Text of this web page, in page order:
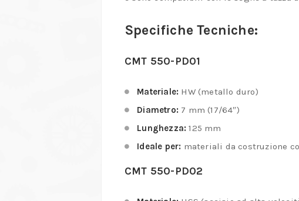
Specifiche Tecniche:
CMT 550-PD01
Materiale: HW (metallo duro)
Diametro: 7 mm (17/64″)
Lunghezza: 125 mm
Ideale per: materiali da costruzione
CMT 550-PD02